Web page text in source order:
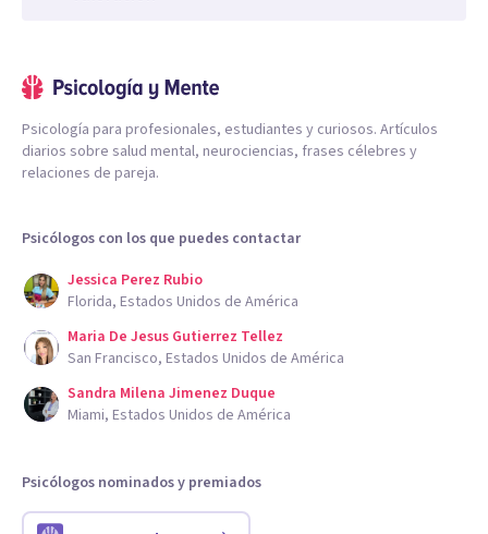
Psicología para profesionales, estudiantes y curiosos. Artículos
diarios sobre salud mental, neurociencias, frases célebres y
relaciones de pareja.
Psicólogos con los que puedes contactar
Jessica Perez Rubio
Florida, Estados Unidos de América
Maria De Jesus Gutierrez Tellez
San Francisco, Estados Unidos de América
Sandra Milena Jimenez Duque
Miami, Estados Unidos de América
Psicólogos nominados y premiados